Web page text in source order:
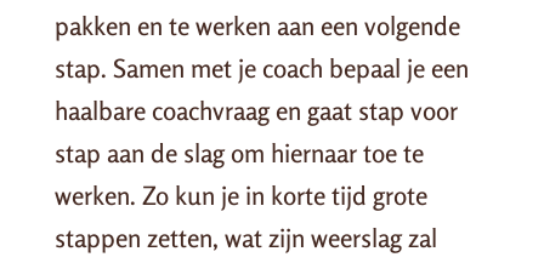
pakken en te werken aan een volgende
stap. Samen met je coach bepaal je een
haalbare coachvraag en gaat stap voor
stap aan de slag om hiernaar toe te
werken. Zo kun je in korte tijd grote
stappen zetten, wat zijn weerslag zal